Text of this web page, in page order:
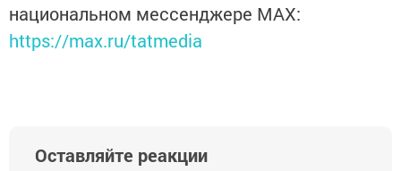
национальном мессенджере MАХ:
https://max.ru/tatmedia
Оставляйте реакции